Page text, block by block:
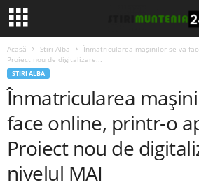
Acasă Stiri Alba
Înmatricularea mașinilor se va
Proiect nou de digitalizare...
STIRI ALBA
Înmatricularea
face online, printr-o
Proiect nou de
nivelul MAI